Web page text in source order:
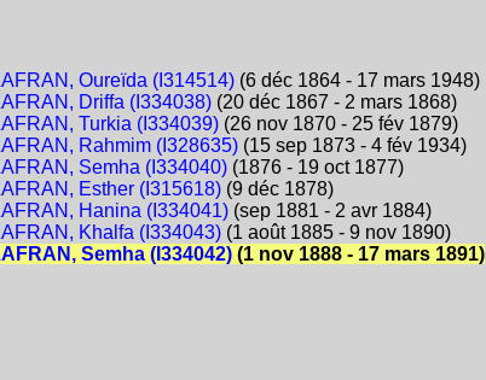
Oureïda (I314514) (6 déc 1864 - 17 mars 1948)
Driffa (I334038) (20 déc 1867 - 2 mars 1868)
Turkia (I334039) (26 nov 1870 - 25 fév 1879)
Rahmim (I328635) (15 sep 1873 - 4 fév 1934)
Semha (I334040) (1876 - 19 oct 1877)
Esther (I315618) (9 déc 1878)
Hanina (I334041) (sep 1881 - 2 avr 1884)
Khalfa (I334043) (1 août 1885 - 9 nov 1890)
Semha (I334042) (1 nov 1888 - 17 mars 1891)